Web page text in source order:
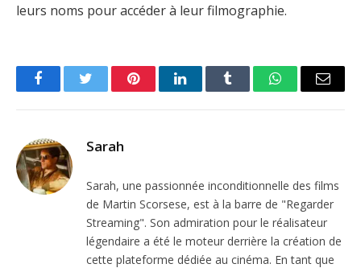
leurs noms pour accéder à leur filmographie.
FacebookTwitter PinterestLinkedInTumblr WhatsAppEmail
Sarah
Sarah, une passionnée inconditionnelle des films
de Martin Scorsese, est à la barre de "Regarder
Streaming". Son admiration pour le réalisateur
légendaire a été le moteur derrière la création de
cette plateforme dédiée au cinéma. En tant que